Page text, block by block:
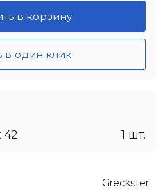
Greckster
в корзину
в один клик
42 1 шт.